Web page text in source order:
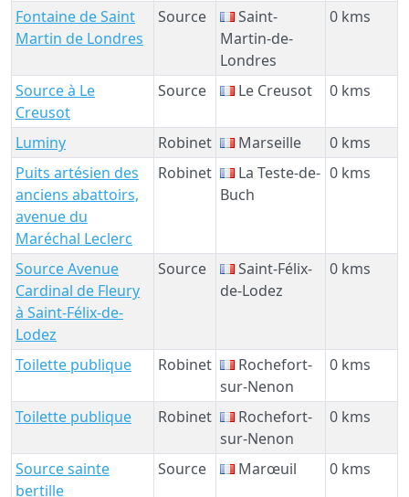
Fontaine de Saint
Martin de Londres
Source
Saint-
Martin-de-
Londres
0 kms
Source à Le
Creusot
Source Le Creusot 0 kms
Luminy Robinet Marseille
0 kms
Puits artésien des
anciens abattoirs,
avenue du
Maréchal Leclerc
Robinet
La Teste-de-
Buch
0 kms
Source Avenue
Cardinal de Fleury
à Saint-Félix-de-
Lodez
Source
Saint-Félix-
de-Lodez
0 kms
Toilette publique Robinet
Rochefort-
sur-Nenon
0 kms
Toilette publique Robinet
Rochefort-
sur-Nenon
0 kms
Source sainte
bertille
Source Marœuil 0 kms